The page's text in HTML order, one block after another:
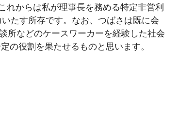
からは私が理事長を務める特定非営利
たす所存です。なお、つばさは既に会
所などのケースワーカーを経験した社会
の役割を果たせるものと思います。